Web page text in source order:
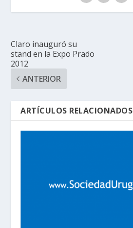
Claro inauguró su
stand en la Expo Prado
2012
ANTERIOR
ARTÍCULOS RELACIONADOS